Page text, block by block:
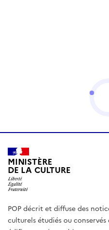
MINISTÈRE
DE LA CULTURE
POP décrit et diffuse des
culturels étudiés ou